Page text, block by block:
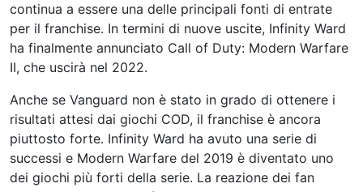
continua a essere una delle principali fonti di entrate
per il franchise. In termini di nuove uscite, Infinity Ward
ha finalmente annunciato Call of Duty: Modern Warfare
II, che uscirà nel 2022.
Anche se Vanguard non è stato in grado di ottenere i
risultati attesi dai giochi COD, il franchise è ancora
piuttosto forte. Infinity Ward ha avuto una serie di
successi e Modern Warfare del 2019 è diventato uno
dei giochi più forti della serie. La reazione dei fan